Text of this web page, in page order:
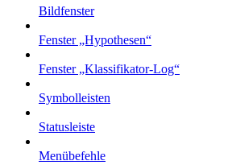
Bildfenster
Fenster „Hypothesen“
Fenster „Klassifikator-Log“
Symbolleisten
Statusleiste
Menübefehle